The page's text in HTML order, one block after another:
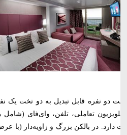
دو نفره قابل تبدیل به دو تخت یک
تعاملی، تلفن، وای‌فای (شامل
39 متر مربع مساحت دارد. در بالکن بزرگ و